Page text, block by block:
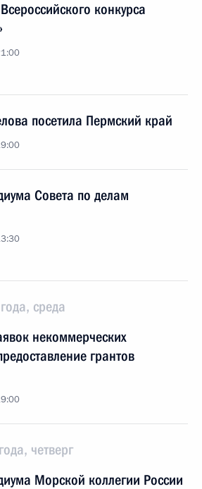
конкурса
посетила Пермский край
Совета по делам
среда
некоммерческих
грантов
четверг
Морской коллегии России